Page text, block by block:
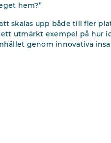
hem?”
skalas upp både till fler
utmärkt exempel på hur
genom innovativa